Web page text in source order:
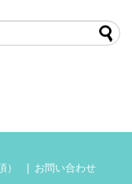
お問い合わせ